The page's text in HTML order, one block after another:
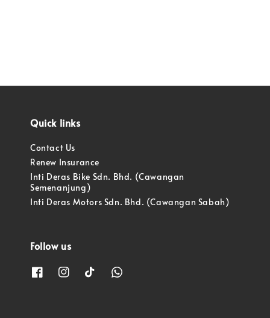
Quick links
Contact Us
Renew Insurance
Inti Deras Bike Sdn. Bhd. (Cawangan
Semenanjung)
Inti Deras Motors Sdn. Bhd. (Cawangan Sabah)
Follow us